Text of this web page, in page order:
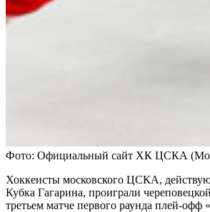
Фото: Официальный сайт ХК ЦСКА
Хоккеисты московского ЦСКА,
Кубка Гагарина, проиграли
третьем матче первого раунда плей-